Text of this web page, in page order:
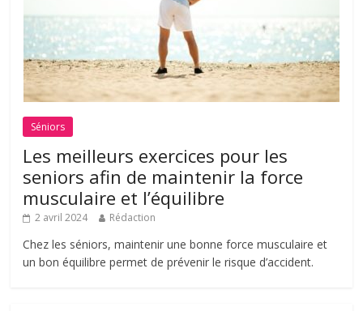
Séniors
Les meilleurs exercices pour les
seniors afin de maintenir la force
musculaire et l’équilibre
2 avril 2024 Rédaction
Chez les séniors, maintenir une bonne force musculaire et
un bon équilibre permet de prévenir le risque d’accident.